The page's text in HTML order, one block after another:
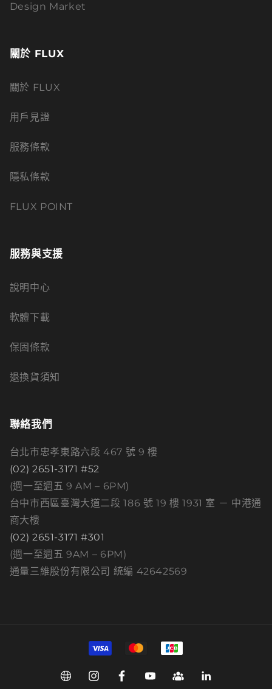
Design Market
關於 FLUX
關於 FLUX
用戶見證
服務條款
隱私條款
FLUX POINT
服務與支援
說明中心
軟體下載
保固條款
退換貨須知
聯絡我們
台北市忠孝東路六段 467 號 9 樓
(02) 2651-3171 #52
(週一至週五 9 AM – 6PM)
台中市西區臺灣大道二段 186 號 19 樓 1931 室 － 中港通
商大樓
(02) 2651-3171 #301
(週一至週五 9AM – 6PM)
通量三維股份有限公司 統編 42642569
Web InstagramFacebookYouTubeGroup Linkedin